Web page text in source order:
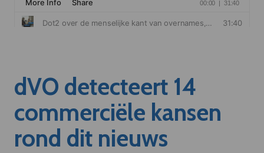
dVO detecteert 14
commerciële kansen
rond dit nieuws